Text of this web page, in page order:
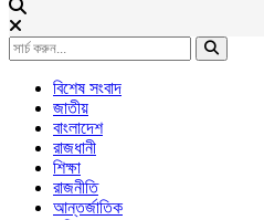
বিশেষ সংবাদ
জাতীয়
বাংলাদেশ
রাজধানী
শিক্ষা
রাজনীতি
আন্তর্জাতিক